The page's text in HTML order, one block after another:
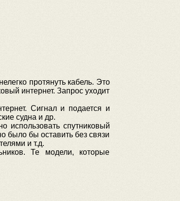
протянуть кабель. Это
интернет. Запрос уходит
Сигнал и подается и
судна и др.
использовать спутниковый
было бы оставить без связи
и т.д.
Те модели, которые